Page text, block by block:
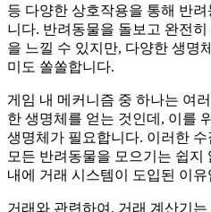
등 다양한 상호작용을 통해 반
니다. 반려동물을 돌보고 완전
을 느낄 수 있지만, 다양한 생명
미도 쏠쏠합니다.
게임 내 메커니즘 중 하나는 여
한 생명체를 얻는 것인데, 이를
생명체가 필요합니다. 이러한
모든 반려동물을 모으기는 쉽지
내에 거래 시스템이 도입된 이유
거래와 관련하여, 거래 계산기